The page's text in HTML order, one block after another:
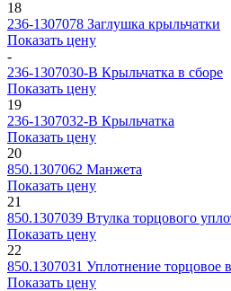
18
236-1307078 Заглушка крыльчатки
Показать цену
-
236-1307030-В Крыльчатка в сборе
Показать цену
19
236-1307032-В Крыльчатка
Показать цену
20
850.1307062 Манжета
Показать цену
21
850.1307039 Втулка торцового
Показать цену
22
850.1307031 Уплотнение торцовое
Показать цену